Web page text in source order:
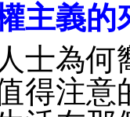
主義的
士為
得注意